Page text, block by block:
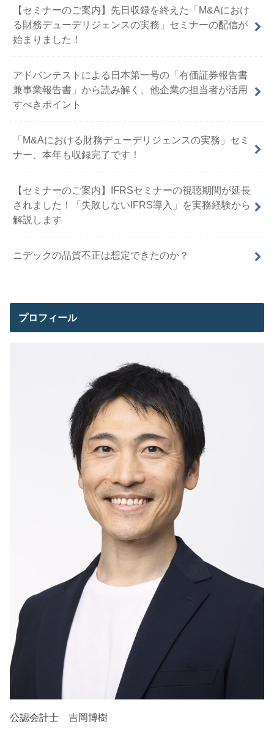
【セミナーのご案内】先日収録を終えた「M&Aにおけ
る財務デューデリジェンスの実務」セミナーの配信が
始まりました！
アドバンテストによる日本第一号の「有価証券報告書
兼事業報告書」から読み解く、他企業の担当者が活用
すべきポイント
「M&Aにおける財務デューデリジェンスの実務」セミ
ナー、本年も収録完了です！
【セミナーのご案内】IFRSセミナーの視聴期間が延長
されました！「失敗しないIFRS導入」を実務経験から
解説します
ニデックの品質不正は想定できたのか？
プロフィール
公認会計士 吉岡博樹